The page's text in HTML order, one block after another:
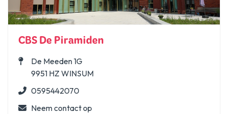
CBS De Piramiden
De Meeden 1G
9951 HZ WINSUM
0595442070
Neem contact op